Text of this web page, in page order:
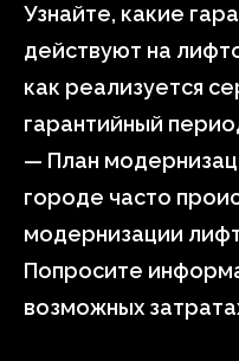
Узнайте, какие
действуют на
как реализуется
гарантийный
— План
городе часто
модернизации
Попросите
возможных